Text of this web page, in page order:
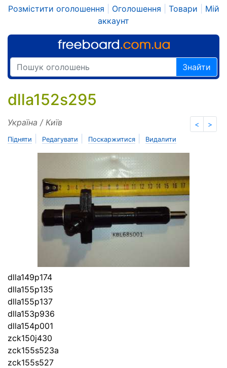
Розмістити оголошення Оголошення Товари
Мій
аккаунт
Знайти
dlla152s295
< >
Україна / Київ
Підняти Редагувати Поскаржитися Видалити
dlla149p174
dlla155p135
dlla155p137
dlla153p936
dlla154p001
zck150j430
zck155s523a
zck155s527